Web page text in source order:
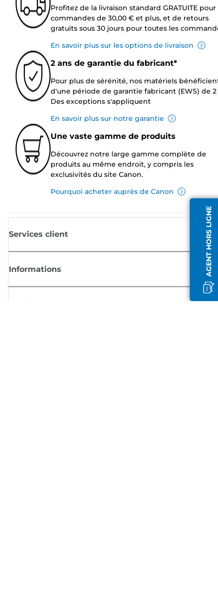
AGENT HORS LIGNE
Profitez de la livraison standard GRATUITE pour
commandes de 30,00 € et plus, et de retours
gratuits sous 30 jours pour toutes les
En savoir plus sur les options de livraison
2 ans de garantie du fabricant*
Pour plus de sérénité, nos matériels
d'une période de garantie fabricant (EWS) de 2
Des exceptions s'appliquent
En savoir plus sur notre garantie
Une vaste gamme de produits
Découvrez notre large gamme complète de
produits au même endroit, y compris les
exclusivités du site Canon.
Pourquoi acheter auprès de Canon
Services client
Informations
Boutique